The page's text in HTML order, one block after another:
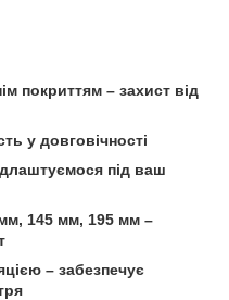
покриттям – захист від
у довговічності
під ваш
145 мм, 195 мм –
– забезпечує